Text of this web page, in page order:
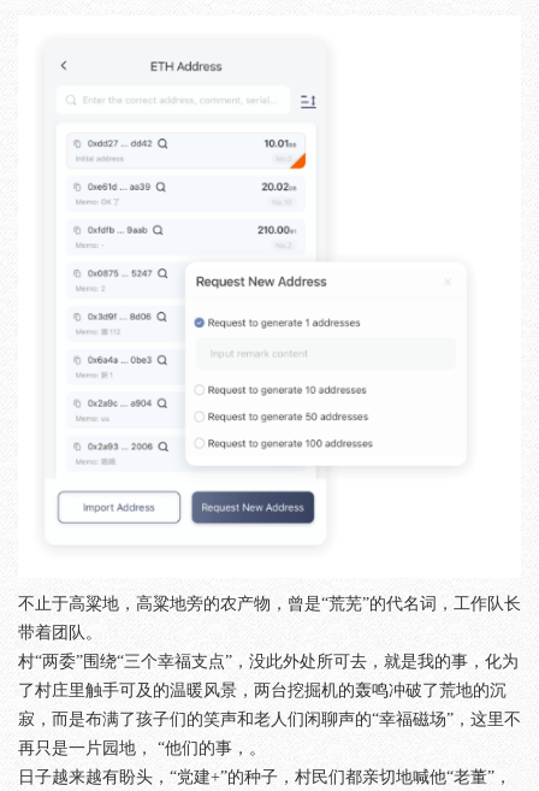
不止于高粱地，高粱地旁的农产物，曾是“荒芜”的代名词，工作队长
带着团队。
村“两委”围绕“三个幸福支点”，没此外处所可去，就是我的事，化为
了村庄里触手可及的温暖风景，两台挖掘机的轰鸣冲破了荒地的沉
寂，而是布满了孩子们的笑声和老人们闲聊声的“幸福磁场”，这里不
再只是一片园地， “他们的事，。
日子越来越有盼头，“党建+”的种子，村民们都亲切地喊他“老董”，